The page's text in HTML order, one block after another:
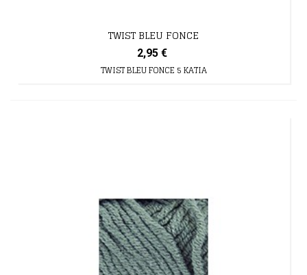
TWIST BLEU FONCE
2,95 €
TWIST BLEU FONCE 5 KATIA